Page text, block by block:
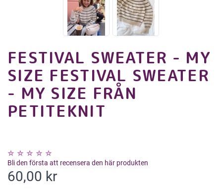
FESTIVAL SWEATER - MY
SIZE FESTIVAL SWEATER
- MY SIZE FRÅN
PETITEKNIT
Bli den första att recensera den här produkten
60,00 kr